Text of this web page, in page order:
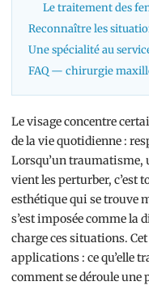
Le traitement des
Reconnaître les
Une spécialité au
FAQ — chirurgie
Le visage concentre
de la vie quotidienne :
Lorsqu’un
vient les perturber, c’est
esthétique qui se trouve
s’est imposée comme la
charge ces situations.
applications : ce qu’elle
comment se déroule une